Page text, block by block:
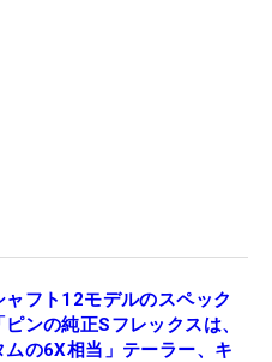
ャフト12モデルのスペック
ンの純正Sフレックスは、
ムの6X相当」テーラー、キ